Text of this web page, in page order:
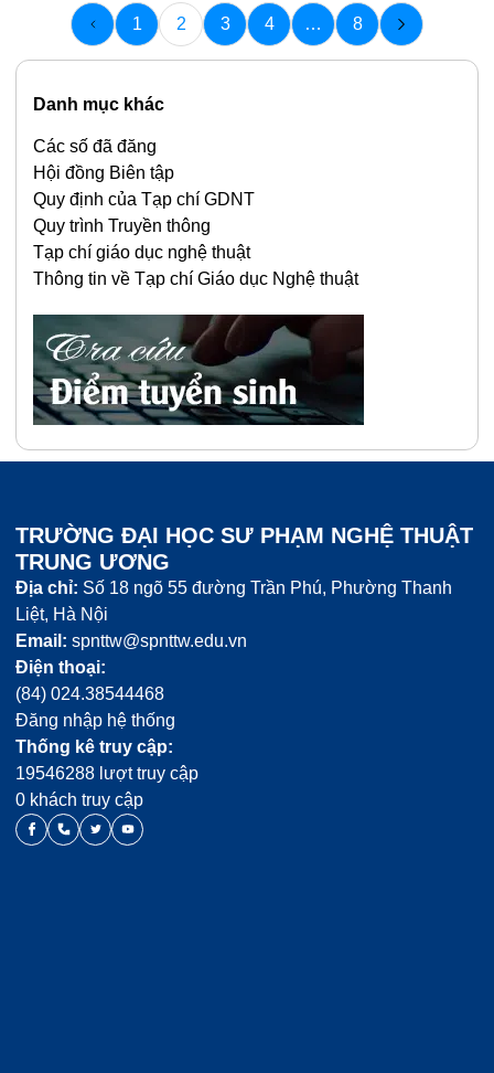
1 2 3 4 … 8
Danh mục khác
Các số đã đăng
Hội đồng Biên tập
Quy định của Tạp chí GDNT
Quy trình Truyền thông
Tạp chí giáo dục nghệ thuật
Thông tin về Tạp chí Giáo dục Nghệ thuật
TRƯỜNG ĐẠI HỌC SƯ PHẠM NGHỆ THUẬT
TRUNG ƯƠNG
Địa chỉ: Số 18 ngõ 55 đường Trần Phú, Phường Thanh
Liệt, Hà Nội
Email: spnttw@spnttw.edu.vn
Điện thoại:
(84) 024.38544468
Đăng nhập hệ thống
Thống kê truy cập:
19546288 lượt truy cập
0 khách truy cập